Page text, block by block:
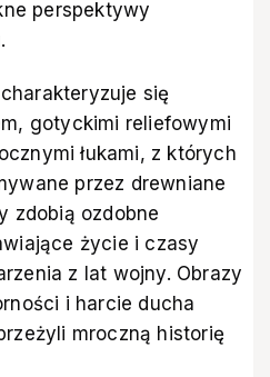
perspektywy
się
gotyckimi reliefowymi
łukami, z których
przez drewniane
zdobią ozdobne
życie i czasy
z lat wojny. Obrazy
i harcie ducha
mroczną historię